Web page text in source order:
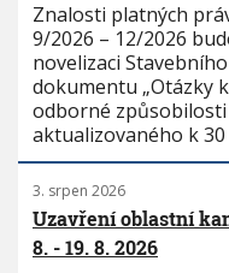
Znalosti platných
9/2026 – 12/2026
novelizaci
dokumentu „Otázky
odborné způsobilosti
aktualizovaného k 30
3. srpen 2026
Uzavření oblastní
8. - 19. 8. 2026